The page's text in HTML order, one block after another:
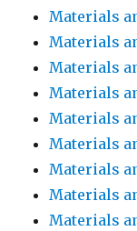
Materials
Materials
Materials
Materials
Materials
Materials
Materials
Materials
Materials